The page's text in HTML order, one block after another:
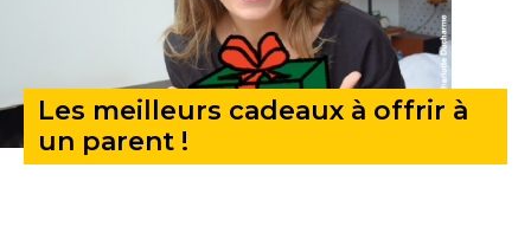
SE CONNECTER FORUM
Les meilleurs cadeaux à offrir à
un parent !